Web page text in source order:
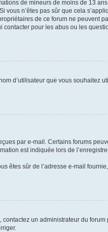
de mineurs de moins de 13
vous n’êtes pas sûr que cela
de ce forum ne peuvent
pour les abus ou les
d’utilisateur que vous souhaitez
par e-mail. Certains forums
est indiquée lors de
êtes sûr de l’adresse e-mail
un administrateur du